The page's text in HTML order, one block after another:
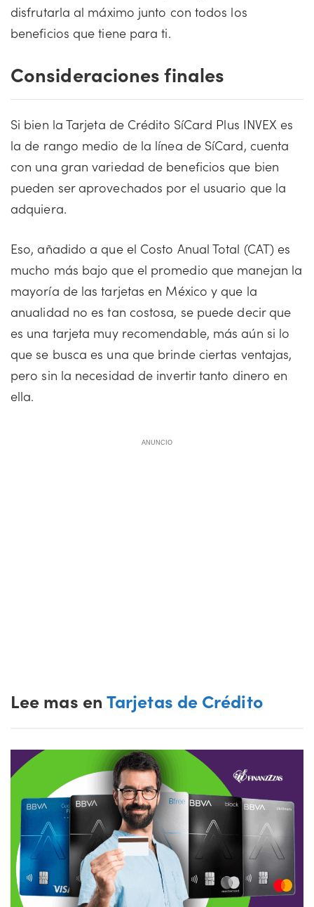
disfrutarla al máximo junto con todos los
beneficios que tiene para ti.
Consideraciones finales
Si bien la Tarjeta de Crédito SíCard Plus INVEX es
la de rango medio de la línea de SíCard, cuenta
con una gran variedad de beneficios que bien
pueden ser aprovechados por el usuario que la
adquiera.
Eso, añadido a que el Costo Anual Total (CAT) es
mucho más bajo que el promedio que manejan la
mayoría de las tarjetas en México y que la
anualidad no es tan costosa, se puede decir que
es una tarjeta muy recomendable, más aún si lo
que se busca es una que brinde ciertas ventajas,
pero sin la necesidad de invertir tanto dinero en
ella.
ANUNCIO
Lee mas en Tarjetas de Crédito